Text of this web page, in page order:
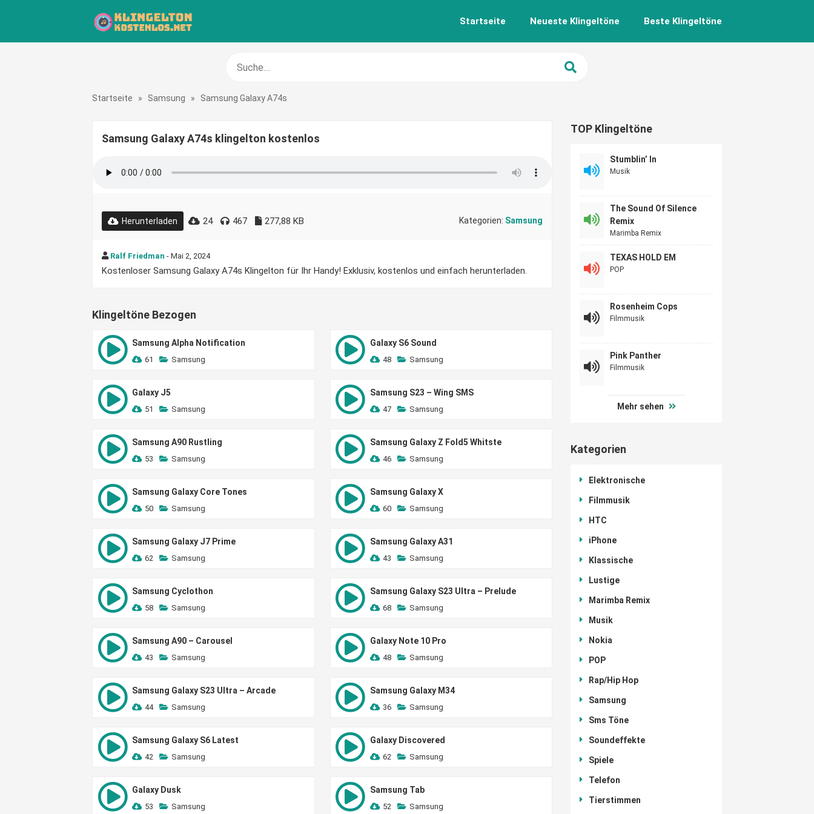
Startseite Neueste Klingeltöne Beste Klingeltöne
Startseite » Samsung » Samsung Galaxy A74s
Samsung Galaxy A74s klingelton kostenlos
Herunterladen 24 467 277,88 KB Kategorien: Samsung
Ralf Friedman - Mai 2, 2024
Kostenloser Samsung Galaxy A74s Klingelton für Ihr Handy! Exklusiv, kostenlos und einfach herunterladen.
Klingeltöne Bezogen
Samsung Alpha Notification
61 Samsung
Galaxy S6 Sound
48 Samsung
Galaxy J5
51 Samsung
Samsung S23 – Wing SMS
47 Samsung
Samsung A90 Rustling
53 Samsung
Samsung Galaxy Z Fold5 Whitste
46 Samsung
Samsung Galaxy Core Tones
50 Samsung
Samsung Galaxy X
60 Samsung
Samsung Galaxy J7 Prime
62 Samsung
Samsung Galaxy A31
43 Samsung
Samsung Cyclothon
58 Samsung
Samsung Galaxy S23 Ultra – Prelude
68 Samsung
Samsung A90 – Carousel
43 Samsung
Galaxy Note 10 Pro
48 Samsung
Samsung Galaxy S23 Ultra – Arcade
44 Samsung
Samsung Galaxy M34
36 Samsung
Samsung Galaxy S6 Latest
42 Samsung
Galaxy Discovered
62 Samsung
Galaxy Dusk
53 Samsung
Samsung Tab
52 Samsung
TOP Klingeltöne
Stumblin’ In
Musik
The Sound Of Silence
Remix
Marimba Remix
TEXAS HOLD EM
POP
Rosenheim Cops
Filmmusik
Pink Panther
Filmmusik
Mehr sehen
Kategorien
Elektronische
Filmmusik
HTC
iPhone
Klassische
Lustige
Marimba Remix
Musik
Nokia
POP
Rap/Hip Hop
Samsung
Sms Töne
Soundeffekte
Spiele
Telefon
Tierstimmen